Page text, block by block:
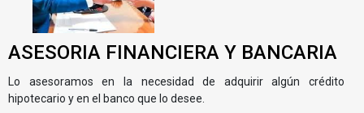
ASESORIA FINANCIERA Y BANCARIA
Lo asesoramos en la necesidad de adquirir algún crédito
hipotecario y en el banco que lo desee.